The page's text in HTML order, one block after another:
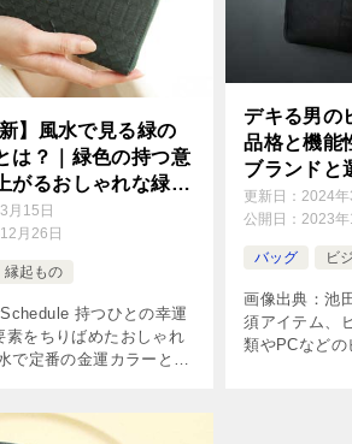
】風水で見る緑の
は？｜緑色の持つ意
がるおしゃれな緑の
41選
月15日
月26日
縁起もの
持つひとの幸運
素をちりばめたおしゃれ
で定番の金運カラーとさ
運だけでな […]
デキる男の
品格と機能
ブランドと
更新日：2024年
公開日：2023年
バッグ ビ
画像出典：池
須アイテム、
類やPCなどの